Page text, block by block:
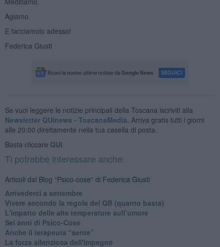
Agiamo.
E facciamolo adesso!
Federica Giusti
Se vuoi leggere le notizie principali della Toscana iscriviti alla
Newsletter QUInews - ToscanaMedia. Arriva gratis tutti i giorni
alle 20:00 direttamente nella tua casella di posta.
Basta cliccare QUI
Ti potrebbe interessare anche:
Articoli dal Blog “Psico-cose” di Federica Giusti
​Arrivederci a settembre
​Vivere secondo la regola del QB (quanto basta)
​L'impatto delle alte temperature sull’umore
Sei anni di Psico-Cose
​Anche il terapeuta “sente”
​La forza silenziosa dell'impegno